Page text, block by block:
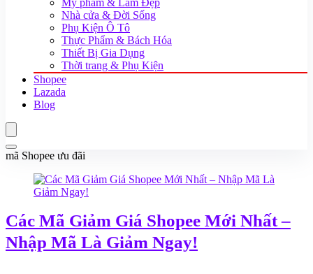
Mỹ phẩm & Làm Đẹp
Nhà cửa & Đời Sống
Phụ Kiện Ô Tô
Thực Phẩm & Bách Hóa
Thiết Bị Gia Dụng
Thời trang & Phụ Kiện
Shopee
Lazada
Blog
mã Shopee ưu đãi
Các Mã Giảm Giá Shopee Mới Nhất –
Nhập Mã Là Giảm Ngay!